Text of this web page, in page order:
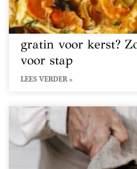
gratin voor kerst?
voor stap
LEES VERDER »